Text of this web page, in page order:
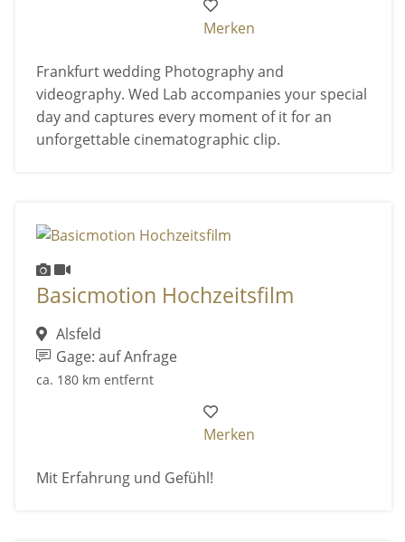
Merken
Frankfurt wedding Photography and
videography. Wed Lab accompanies your special
day and captures every moment of it for an
unforgettable cinematographic clip.
Basicmotion Hochzeitsfilm
Alsfeld
Gage: auf Anfrage
ca. 180 km entfernt
Merken
Mit Erfahrung und Gefühl!